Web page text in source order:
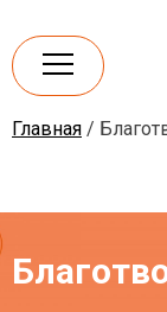
content
Лидеры
Частная школа
Главная /